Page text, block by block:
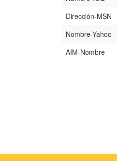
Dirección-MSN
Nombre-Yahoo
AIM-Nombre